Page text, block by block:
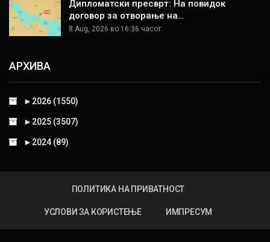
Дипломатски пресврт: На повидок
договор за отворање на…
8 Aug, 2026 во 16:36 часот.
АРХИВА
► 2026 (1550)
► 2025 (3507)
► 2024 (89)
ПОЛИТИКА НА ПРИВАТНОСТ
УСЛОВИ ЗА КОРИСТЕЊЕ ИМПРЕСУМ